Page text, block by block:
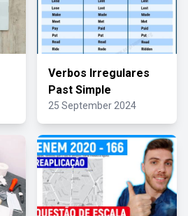
Verbos Irregulares
Past Simple
25 September 2024